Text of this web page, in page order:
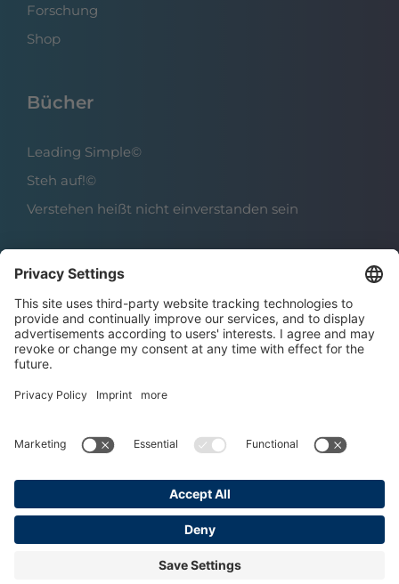
Forschung
Shop
Bücher
Leading Simple©
Steh auf!©
Verstehen heißt nicht einverstanden sein
Über das Institut
Boris Grundl
Das Team
DatenschutzImpressumAGBs
Copyright © 2025 Grundl Institut
Made with ♥ by